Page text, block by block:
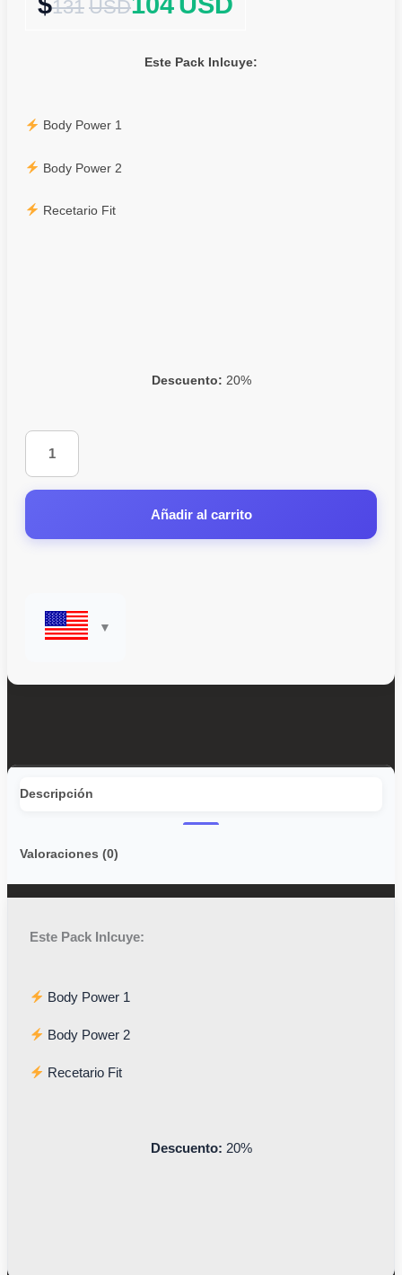
131 USD
Este Pack Inlcuye:
Body Power 1
Body Power 2
Recetario Fit
Descuento: 20%
Añadir al carrito
Descripción
Valoraciones (0)
Este Pack Inlcuye:
Body Power 1
Body Power 2
Recetario Fit
Descuento: 20%